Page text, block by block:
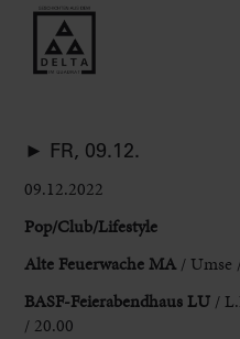
► FR, 09.12.
09.12.2022
Pop/Club/Lifestyle
Alte FeuerwacheMA / Umse
BASF-Feierabendhaus LU /
/ 20.00